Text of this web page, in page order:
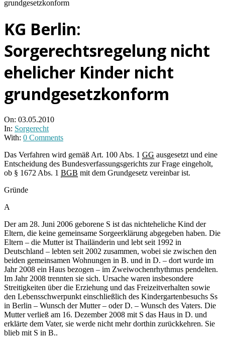
KG Berlin:
Sorgerechtsregelung nicht
ehelicher Kinder nicht
grundgesetzkonform
On: 03.05.2010
In: Sorgerecht
With: 0 Comments
Das Verfahren wird gemäß Art. 100 Abs. 1 GG ausgesetzt und eine
Entscheidung des Bundesverfassungsgerichts zur Frage eingeholt,
ob § 1672 Abs. 1 BGB mit dem Grundgesetz vereinbar ist.
Gründe
A
Der am 28. Juni 2006 geborene S ist das nichteheliche Kind der
Eltern, die keine gemeinsame Sorgeerklärung abgegeben haben. Die
Eltern – die Mutter ist Thailänderin und lebt seit 1992 in
Deutschland – lebten seit 2002 zusammen, wobei sie zwischen den
beiden gemeinsamen Wohnungen in B. und in D. – dort wurde im
Jahr 2008 ein Haus bezogen – im Zweiwochenrhythmus pendelten.
Im Jahr 2008 trennten sie sich. Ursache waren insbesondere
Streitigkeiten über die Erziehung und das Freizeitverhalten sowie
den Lebensschwerpunkt einschließlich des Kindergartenbesuchs Ss
in Berlin – Wunsch der Mutter – oder D. – Wunsch des Vaters. Die
Mutter verließ am 16. Dezember 2008 mit S das Haus in D. und
erklärte dem Vater, sie werde nicht mehr dorthin zurückkehren. Sie
blieb mit S in B..